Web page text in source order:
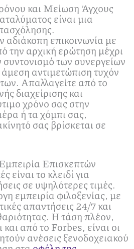
και Μείωση Άγχους
είναι μια
επικοινωνία με
την αρχική ερώτηση μέχρι
των συνεργείων
αντιμετώπιση τυχόν
Απαλλαγείτε από το
διαχείρισης και
χρόνο σας στην
ή τα χόμπι σας,
σας βρίσκεται σε
Επισκεπτών
είναι το κλειδί για
σε υψηλότερες τιμές.
εμπειρία φιλοξενίας, με
απαντήσεις 24/7 και
Η τάση πλέον,
από το Forbes, είναι οι
ανέσεις ξενοδοχειακού